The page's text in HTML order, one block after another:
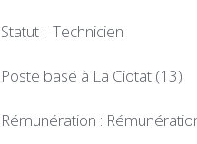
Statut : Technicien
Poste basé à La Ciotat (13)
Rémunération :